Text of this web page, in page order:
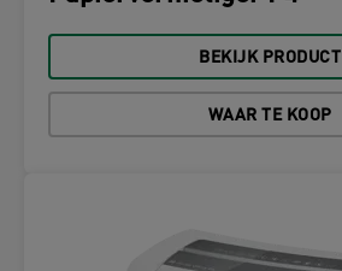
BEKIJK PRODUCT
WAAR TE KOOP